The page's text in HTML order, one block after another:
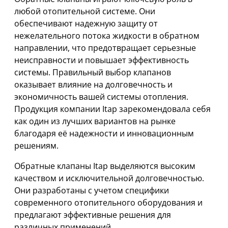
любой отопительной системе. Они
обеспечивают надежную защиту от
нежелательного потока жидкости в обратном
направлении, что предотвращает серьезные
неисправности и повышает эффективность
системы. Правильный выбор клапанов
оказывает влияние на долговечность и
экономичность вашей системы отопления.
Продукция компании Itap зарекомендовала себя
как один из лучших вариантов на рынке
благодаря её надежности и инновационным
решениям.
Обратные клапаны Itap выделяются высоким
качеством и исключительной долговечностью.
Они разработаны с учетом специфики
современного отопительного оборудования и
предлагают эффективные решения для